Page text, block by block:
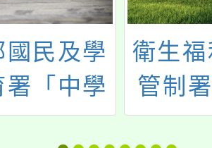
國民及學
署「中學
教育教學
衛生
管制
月1